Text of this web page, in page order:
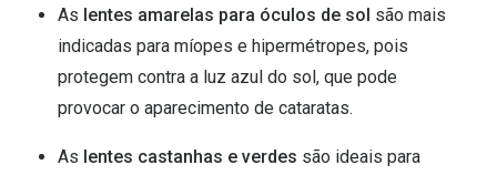
DbyD
Unofficial
Formatos
As lentes amarelas para óculos de sol são mais
indicadas para míopes e hipermétropes, pois
protegem contra a luz azul do sol, que pode
provocar o aparecimento de cataratas.
As lentes castanhas e verdes são ideais para